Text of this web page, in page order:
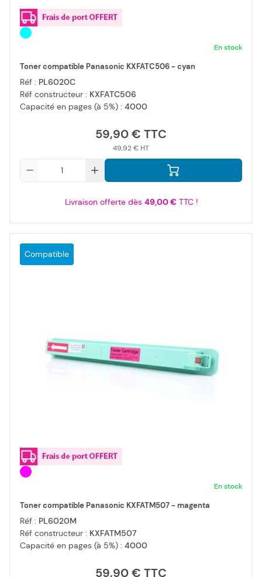
En stock
Toner compatible Panasonic KXFATC506 - cyan
Réf : PL6020C
Réf constructeur : KXFATC506
Capacité en pages (à 5%) : 4000
59,90 €
49,92 €
Livraison offerte dès 49,00 €TTC !
Compatible
En stock
Toner compatible Panasonic KXFATM507 - magenta
Réf : PL6020M
Réf constructeur : KXFATM507
Capacité en pages (à 5%) : 4000
59,90 €